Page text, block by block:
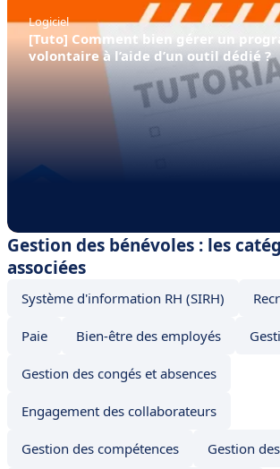
Logiciel
[Tuto] Comment bien gérer un
volontaire à l’aide d’un outil dédié ?
Gestion des bénévoles : les
associées
Système d'information RH (SIRH)
Paie Bien-être des employés
Gestion des congés et absences
Engagement des collaborateurs
Gestion des compétences Gestion